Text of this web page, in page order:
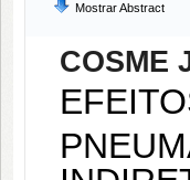
Mostrar Abstract
COSME